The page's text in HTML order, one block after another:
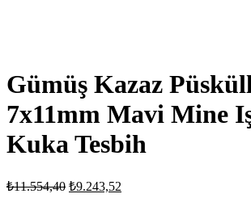
Gümüş Kazaz
7x11mm Mavi Mine
Kuka Tesbih
₺11.554,40 Orijinal
₺9.243,52